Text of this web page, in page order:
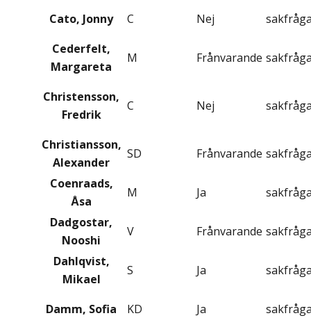
Cato, Jonny C Nej
Cederfelt,
Margareta
M Frånvarande
Christensson,
Fredrik
C Nej
Christiansson,
Alexander
SD Frånvarande
Coenraads,
Åsa
M Ja
Dadgostar,
Nooshi
V Frånvarande
Dahlqvist,
Mikael
S Ja
Damm, Sofia KD Ja